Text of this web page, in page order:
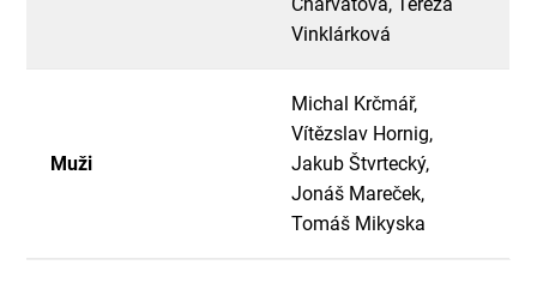
Vinklárková
Muži
Michal Krčmář,
Vítězslav Hornig,
Jakub Štvrtecký,
Jonáš Mareček,
Tomáš Mikyska